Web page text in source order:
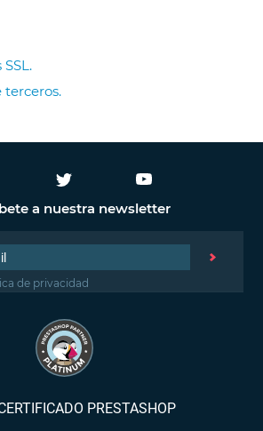
terceros.
a nuestra newsletter
de privacidad
PRESTASHOP